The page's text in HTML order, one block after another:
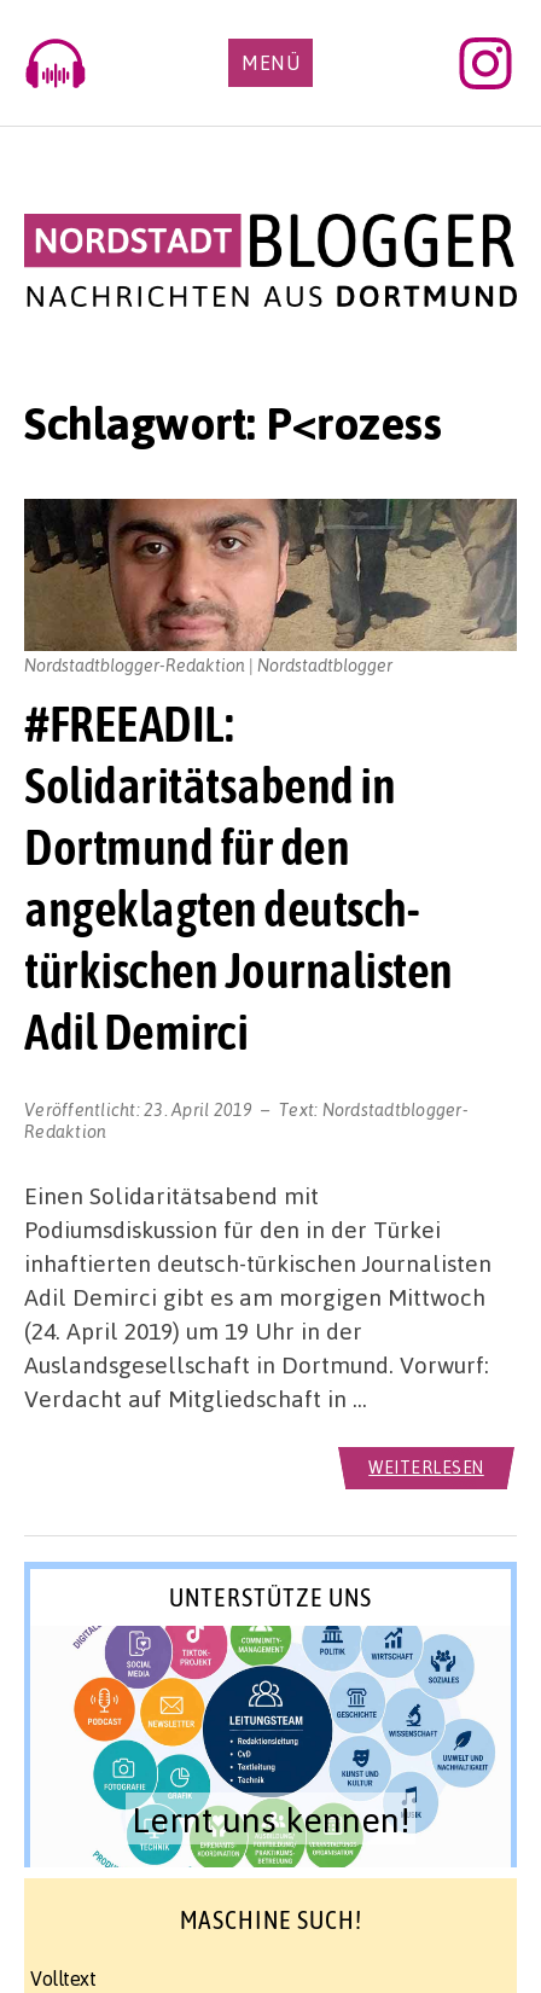
content
MENÜ
Schlagwort: P<rozess
#FREEADIL:
Solidaritätsabend in
Dortmund für den
angeklagten deutsch-
türkischen Journalisten
Adil Demirci
Veröffentlicht:23. April 2019 Text: Nordstadtblogger-
Redaktion
Nordstadtblogger-Redaktion | Nordstadtblogger
Einen Solidaritätsabend mit
Podiumsdiskussion für den in der Türkei
inhaftierten deutsch-türkischen Journalisten
Adil Demirci gibt es am morgigen Mittwoch
(24. April 2019) um 19 Uhr in der
Auslandsgesellschaft in Dortmund. Vorwurf:
Verdacht auf Mitgliedschaft in …
WEITERLESEN
UNTERSTÜTZE UNS
Lernt uns kennen!
MASCHINE SUCH!
Volltext